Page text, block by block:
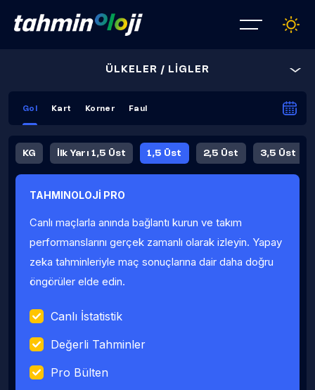
ÜLKELER / LİGLER
Gol Kart Korner Faul
KG İlk Yarı 1,5 Üst 1,5 Üst 2,5 Üst 3,5 Üst
Fauller Ortalama
TAHMINOLOJİ PRO
Canlı maçlarla anında bağlantı kurun ve takım
performanslarını gerçek zamanlı olarak izleyin. Yapay
zeka tahminleriyle maç sonuçlarına dair daha doğru
öngörüler elde edin.
Canlı İstatistik
Değerli Tahminler
Pro Bülten